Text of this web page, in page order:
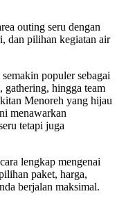
outing seru dengan
dan pilihan kegiatan air
semakin populer sebagai
gathering, hingga team
Menoreh yang hijau
menawarkan
tetapi juga
lengkap mengenai
paket, harga,
berjalan maksimal.